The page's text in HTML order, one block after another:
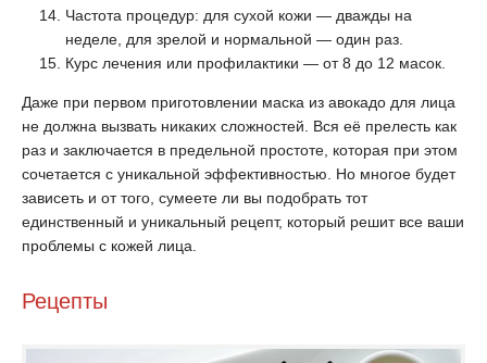
Частота процедур: для сухой кожи — дважды на
неделе, для зрелой и нормальной — один раз.
Курс лечения или профилактики — от 8 до 12 масок.
Даже при первом приготовлении маска из авокадо для лица
не должна вызвать никаких сложностей. Вся её прелесть как
раз и заключается в предельной простоте, которая при этом
сочетается с уникальной эффективностью. Но многое будет
зависеть и от того, сумеете ли вы подобрать тот
единственный и уникальный рецепт, который решит все ваши
проблемы с кожей лица.
Рецепты